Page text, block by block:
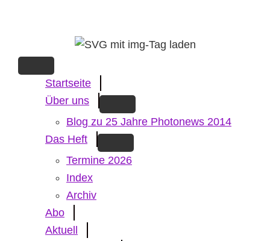
content
Startseite
Über uns
Blog zu 25 Jahre Photonews 2014
Das Heft
Termine 2026
Index
Archiv
Abo
Aktuell